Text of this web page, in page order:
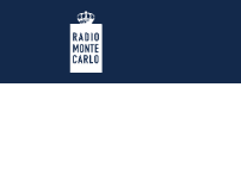
Radio Monte Carlo